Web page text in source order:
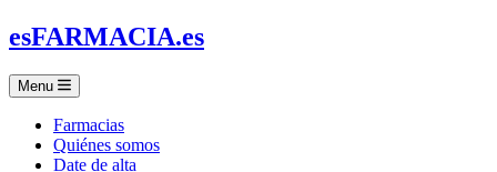
esFARMACIA.es
Menu
Farmacias
Quiénes somos
Date de alta